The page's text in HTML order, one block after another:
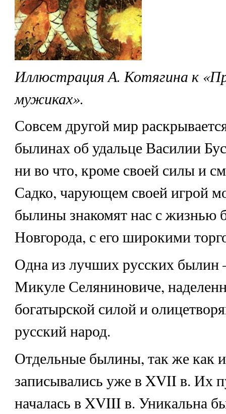
Иллюстрация А. Котягина к
мужиках».
Совсем другой мир
былинах об удальце Василии
ни во что, кроме своей силы и
Садко, чарующем своей игрой
былины знакомят нас с жизнью
Новгорода, с его широкими
Одна из лучших русских былин
Микуле Селяниновиче,
богатырской силой и
русский народ.
Отдельные былины, так же как
записывались уже в XVII в. Их
началась в XVIII в. Уникальна